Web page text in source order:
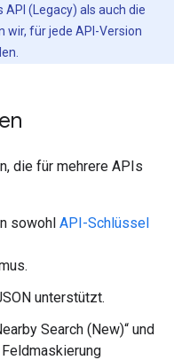
API (Legacy) als auch die
wir, für jede API-Version
die für mehrere APIs
sowohl API-Schlüssel
unterstützt.
Search (New)“ und